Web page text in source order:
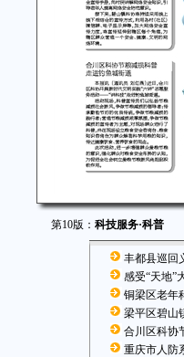
第10版： 科技服务·科普
丰都县巡回
感受“天地”
铜梁区老年
梁平区碧山
合川区科协
重庆市人防